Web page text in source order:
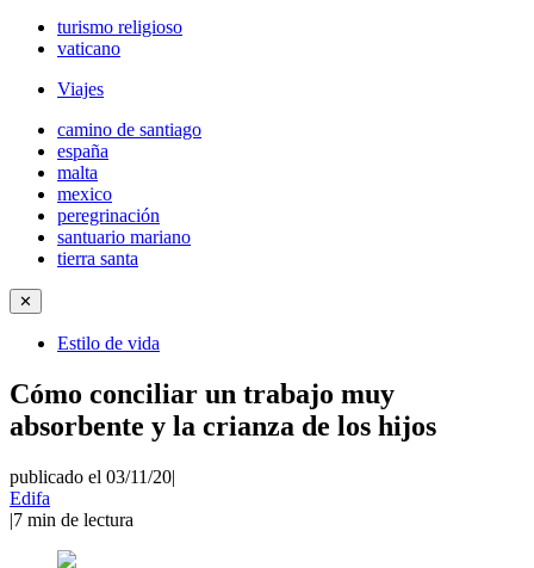
turismo religioso
vaticano
Viajes
camino de santiago
españa
malta
mexico
peregrinación
santuario mariano
tierra santa
✕
Estilo de vida
Cómo conciliar un trabajo muy
absorbente y la crianza de los hijos
publicado el 03/11/20|
Edifa
|7 min de lectura